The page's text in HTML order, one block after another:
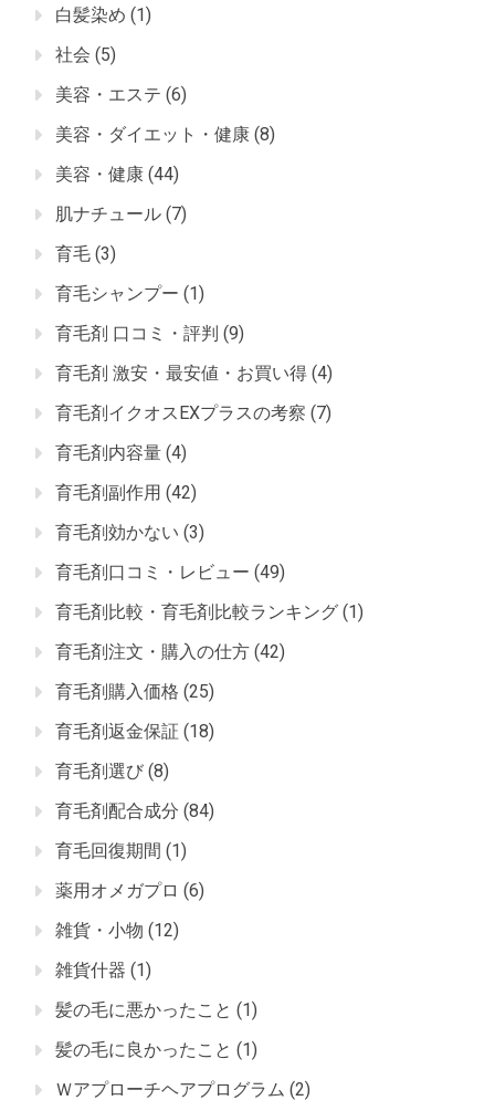
白髪染め (1)
社会 (5)
美容・エステ (6)
美容・ダイエット・健康 (8)
美容・健康 (44)
肌ナチュール (7)
育毛 (3)
育毛シャンプー (1)
育毛剤 口コミ・評判 (9)
育毛剤 激安・最安値・お買い得 (4)
育毛剤イクオスEXプラスの考察 (7)
育毛剤内容量 (4)
育毛剤副作用 (42)
育毛剤効かない (3)
育毛剤口コミ・レビュー (49)
育毛剤比較・育毛剤比較ランキング (1)
育毛剤注文・購入の仕方 (42)
育毛剤購入価格 (25)
育毛剤返金保証 (18)
育毛剤選び (8)
育毛剤配合成分 (84)
育毛回復期間 (1)
薬用オメガプロ (6)
雑貨・小物 (12)
雑貨什器 (1)
髪の毛に悪かったこと (1)
髪の毛に良かったこと (1)
Ｗアプローチヘアプログラム (2)